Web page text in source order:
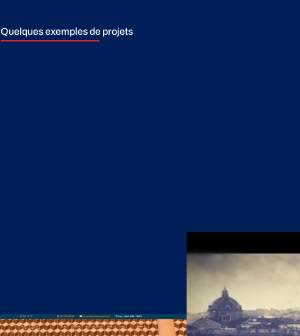
Quelques exemples de projets